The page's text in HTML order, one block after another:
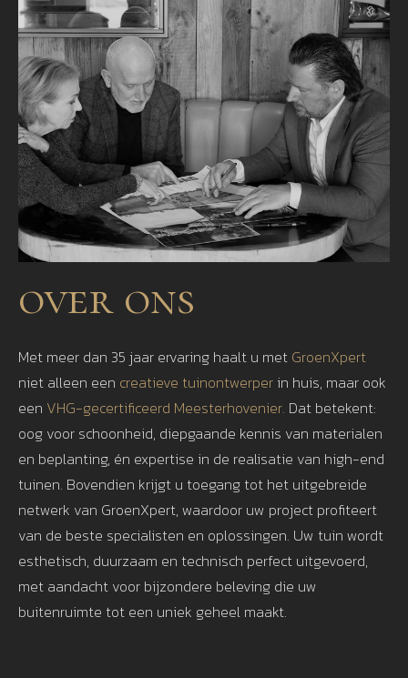
over ons
Met meer dan 35 jaar ervaring haalt u met GroenXpert
niet alleen een creatieve tuinontwerper in huis, maar ook
een VHG-gecertificeerd Meesterhovenier. Dat betekent:
oog voor schoonheid, diepgaande kennis van materialen
en beplanting, én expertise in de realisatie van high-end
tuinen. Bovendien krijgt u toegang tot het uitgebreide
netwerk van GroenXpert, waardoor uw project profiteert
van de beste specialisten en oplossingen. Uw tuin wordt
esthetisch, duurzaam en technisch perfect uitgevoerd,
met aandacht voor bijzondere beleving die uw
buitenruimte tot een uniek geheel maakt.